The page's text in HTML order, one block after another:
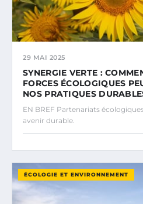
29 MAI 2025
SYNERGIE VERTE :
FORCES ÉCOLOGIQUES
NOS PRATIQUES
EN BREF Partenariats
avenir durable.
ÉCOLOGIE ET ENVIRONNEMENT